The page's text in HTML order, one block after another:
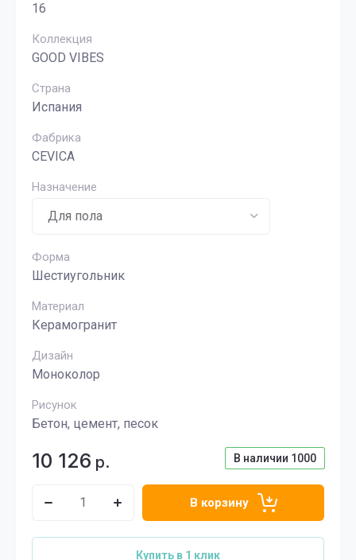
16
Коллекция
GOOD VIBES
Страна
Испания
Фабрика
CEVICA
Назначение
Форма
Шестиугольник
Материал
Керамогранит
Дизайн
Моноколор
Рисунок
Бетон, цемент, песок
В наличии 1000
10 126 р.
В корзину
Купить в 1 клик